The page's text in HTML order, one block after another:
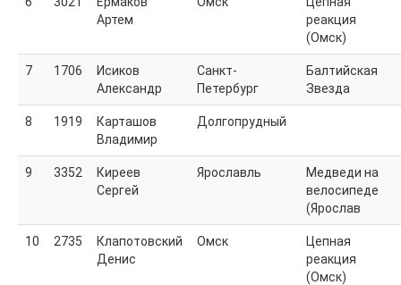
Для прессы
Описание маршрута
Интересное на маршруте
ЧаВО 2020
Волонтерам
Маршрут 2020
Результаты-2020
Информация
Результаты
Описание
Для прессы
Стоимость
Артем
реакция
(Омск)
7 1706
Исиков
Александр
Санкт-
Петербург
Балтийская
Звезда
8 1919
Карташов
Владимир
Долгопрудный
9 3352
Киреев
Сергей
Ярославль
Медведи на
велосипеде
(Ярослав
10 2735
Клапотовский
Денис
Омск
Цепная
реакция
(Омск)